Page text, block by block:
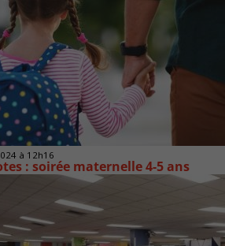
à 12h16
: soirée maternelle 4-5 ans